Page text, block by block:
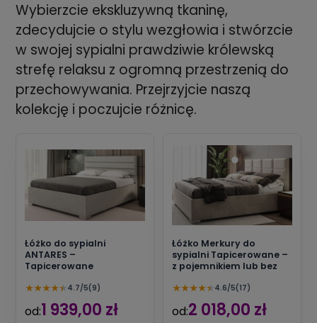
Wybierzcie ekskluzywną tkaninę,
zdecydujcie o stylu wezgłowia i stwórzcie
w swojej sypialni prawdziwie królewską
strefę relaksu z ogromną przestrzenią do
przechowywania. Przejrzyjcie naszą
kolekcję i poczujcie różnicę.
Łóżko do sypialni
ANTARES –
Tapicerowane
★★★★★ 4.7/5(9)
od:1 939,00 zł
Łóżko Merkury do
sypialni Tapicerowane –
z pojemnikiem lub bez
★★★★★ 4.6/5(17)
od:2 018,00 zł